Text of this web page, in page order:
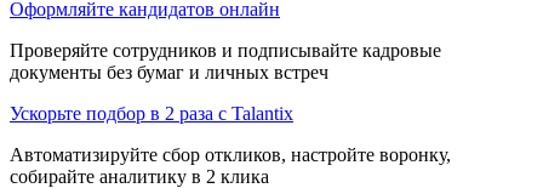
Оформляйте кандидатов онлайн
Проверяйте сотрудников и подписывайте кадровые
документы без бумаг и личных встреч
Ускорьте подбор в 2 раза с Talantix
Автоматизируйте сбор откликов, настройте воронку,
собирайте аналитику в 2 клика